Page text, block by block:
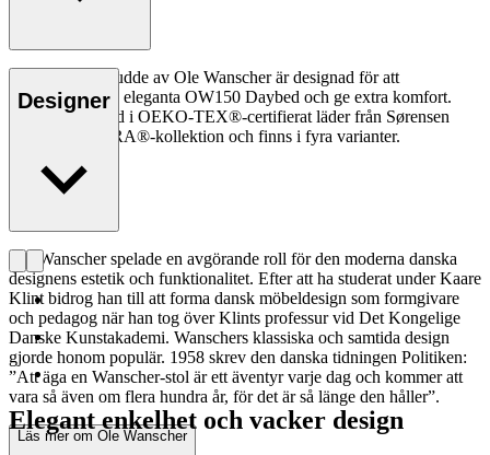
OW150 Nackkudde av Ole Wanscher är designad för att
komplettera den eleganta OW150 Daybed och ge extra komfort.
Kudden är klädd i OEKO-TEX®-certifierat läder från Sørensen
Leather’s TERRA®-kollektion och finns i fyra varianter.
Läs mer
Designer
Ole Wanscher spelade en avgörande roll för den moderna danska
designens estetik och funktionalitet. Efter att ha studerat under Kaare
Klint bidrog han till att forma dansk möbeldesign som formgivare
och pedagog när han tog över Klints professur vid Det Kongelige
Danske Kunstakademi. Wanschers klassiska och samtida design
gjorde honom populär. 1958 skrev den danska tidningen Politiken:
”Att äga en Wanscher-stol är ett äventyr varje dag och kommer att
vara så även om flera hundra år, för det är så länge den håller”.
Läs mer om Ole Wanscher
Elegant enkelhet och vacker design